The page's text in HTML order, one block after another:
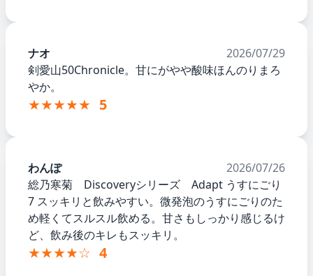
ナオ
2026/07/29
剣愛山50Chronicle。甘にがやや酸味ほんのりまろ
やか。
★★★★★ 5
わんぽ
2026/07/26
総乃寒菊 Discoveryシリーズ Adapt うすにごり
7 スッキリと飲みやすい。微発泡のうすにごりのた
め軽くてスルスル飲める。甘さもしっかり感じるけ
ど、飲み後のキレもスッキリ。
★★★★☆ 4